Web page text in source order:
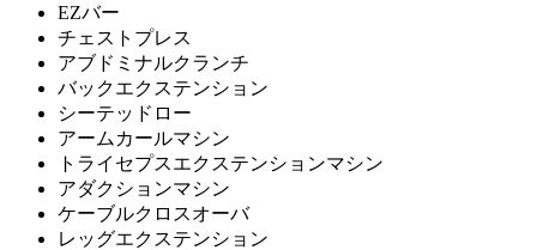
EZバー
チェストプレス
アブドミナルクランチ
バックエクステンション
シーテッドロー
アームカールマシン
トライセプスエクステンションマシン
アダクションマシン
ケーブルクロスオーバ
レッグエクステンション